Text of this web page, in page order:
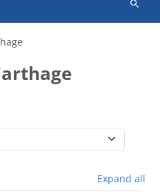
Search
categories
Expand all